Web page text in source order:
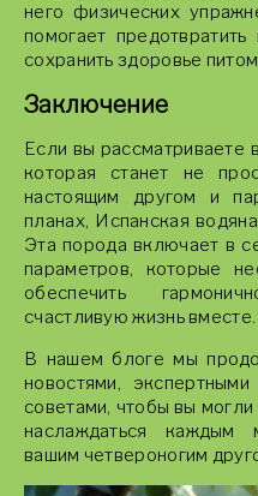
него физических
помогает
сохранить здоровье
Заключение
Если вы рассматриваете
которая станет не
настоящим другом и
планах, Испанская
Эта порода включает в
параметров, которые
обеспечить
счастливую жизнь вместе.
В нашем блоге мы
новостями,
советами, чтобы вы
наслаждаться каждым
вашим четвероногим